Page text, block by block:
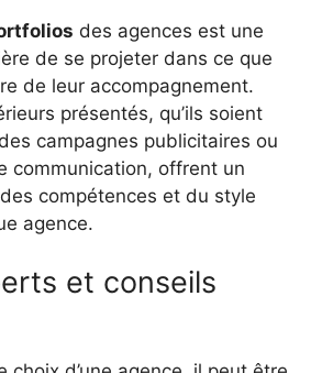
des agences est une
de se projeter dans ce que
de leur accompagnement.
présentés, qu’ils soient
campagnes publicitaires ou
communication, offrent un
compétences et du style
agence.
et conseils